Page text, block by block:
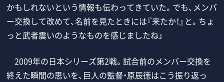
かもしれないという情報も伝わってきていた。でも、メンバ
ー交換して改めて、名前を見たときには『来たか！』と。ちょ
っと武者震いのようなものを感じましたね」
2009年の日本シリーズ第2戦。試合前のメンバー交換を
終えた瞬間の思いを、巨人の監督・原辰徳はこう振り返っ